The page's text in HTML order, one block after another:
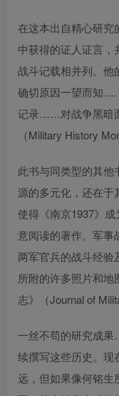
在这本出自精心研究
中获得的证人证言，
战斗记载相并列。他
确切原因一望而知
记录……对战争黑暗
（Military History
此书与同类型的其
源的多元化，还在
使得《南京1937》
意阅读的著作。军事
两军官兵的战斗经
所附的许多照片和
志》（Journal of
一丝不苟的研究成
续撰写这些历史。现
远，但如果像何铭生